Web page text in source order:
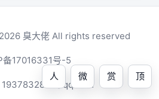
人 微 赏 顶
臭大佬 All rights reserved
备17016331号-5
1937832819@qq.com